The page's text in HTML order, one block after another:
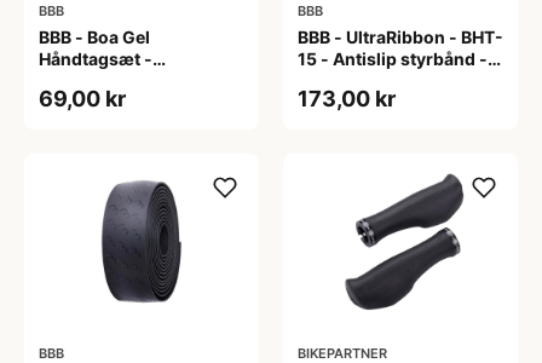
BBB
BBB - Boa Gel
Håndtagsæt -
69,00 kr
BBB
BBB - UltraRibbon - BHT-
15 - Antislip styrbånd -
173,00 kr
BBB BIKEPARTNER